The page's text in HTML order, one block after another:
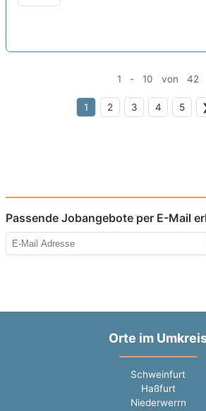
1 - 10 von 42
1 2 3 4 5
Passende Jobangebote per E-Mail
Orte im
Schweinfurt
Haßfurt
Niederwerrn